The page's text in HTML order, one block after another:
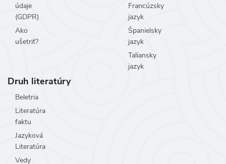
údaje
(GDPR)
Ako
ušetriť?
Francúzsky
jazyk
Španielsky
jazyk
Taliansky
jazyk
Druh literatúry
Beletria
Literatúra
faktu
Jazyková
Literatúra
Vedy